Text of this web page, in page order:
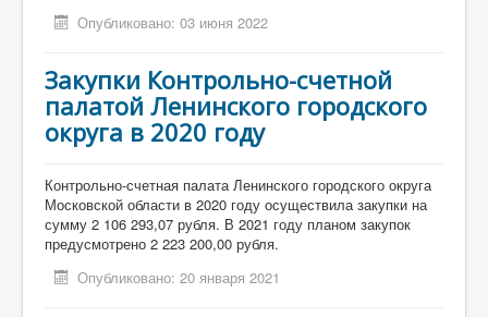
Опубликовано: 03 июня 2022
Закупки Контрольно-счетной
палатой Ленинского городского
округа в 2020 году
Контрольно-счетная палата Ленинского городского округа
Московской области в 2020 году осуществила закупки на
сумму 2 106 293,07 рубля. В 2021 году планом закупок
предусмотрено 2 223 200,00 рубля.
Опубликовано: 20 января 2021